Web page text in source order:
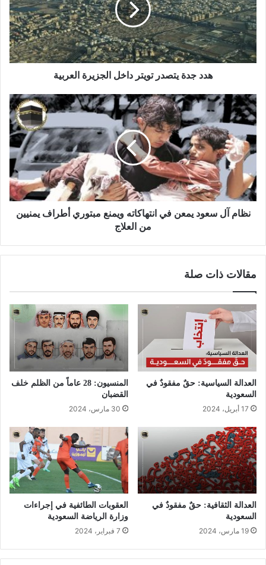
هدد جدة يتصدر تويتر داخل الجزيرة العربية
نظام آل سعود يمعن في انتهاكاته ويمنع مبتوري أطراف يمنيين
من العلاج
مقالات ذات صلة
العدالة السياسية: حقٌ مفقودٌ في
السعودية
17 أبريل، 2024
المنسيون: 28 عاماً من الظلم خلف
القضبان
30 مارس، 2024
العدالة الثقافية: حقٌ مفقودٌ في
السعودية
19 مارس، 2024
العقوبات الطائفية في إجراءات
وزارة الرياضة السعودية
7 فبراير، 2024